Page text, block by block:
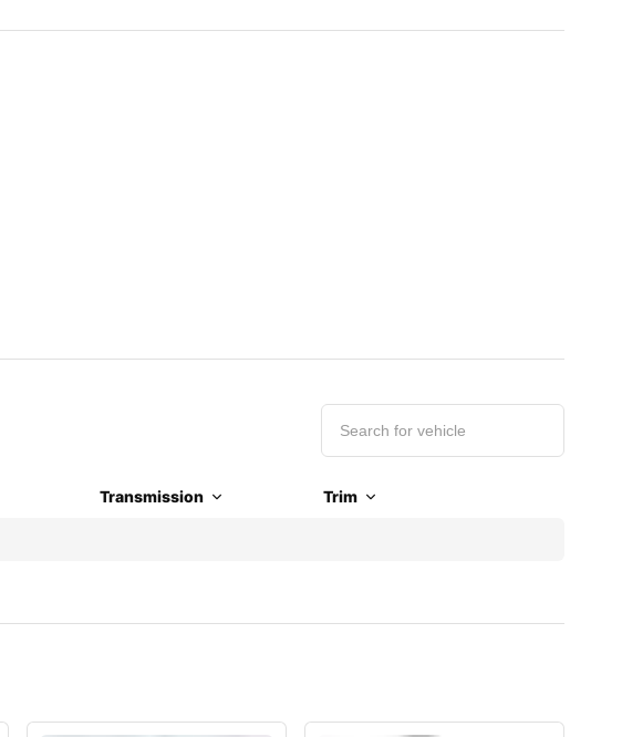
Transmission Trim